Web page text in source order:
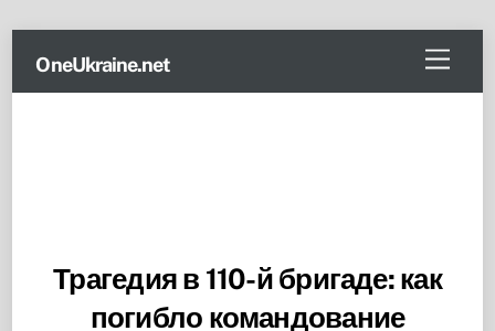
content
Menu
OneUkraine.net
Трагедия в 110-й бригаде: как
погибло командование